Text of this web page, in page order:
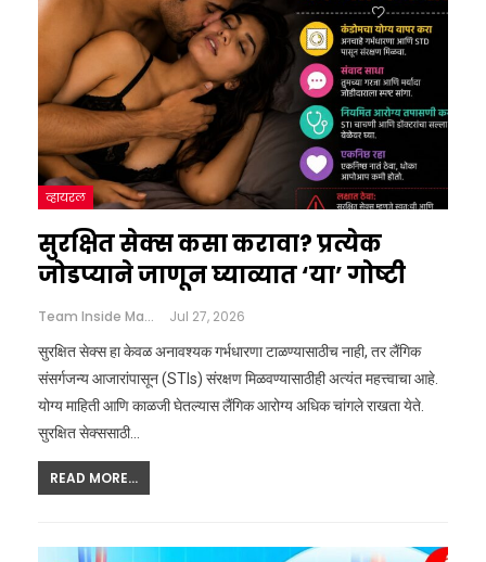
व्हायरल
सुरक्षित सेक्स कसा करावा? प्रत्येक
जोडप्याने जाणून घ्याव्यात ‘या’ गोष्टी
Team Inside Marathi Jul 27, 2026
सुरक्षित सेक्स हा केवळ अनावश्यक गर्भधारणा टाळण्यासाठीच नाही, तर लैंगिक
संसर्गजन्य आजारांपासून (STIs) संरक्षण मिळवण्यासाठीही अत्यंत महत्त्वाचा आहे.
योग्य माहिती आणि काळजी घेतल्यास लैंगिक आरोग्य अधिक चांगले राखता येते.
सुरक्षित सेक्ससाठी…
READ MORE...